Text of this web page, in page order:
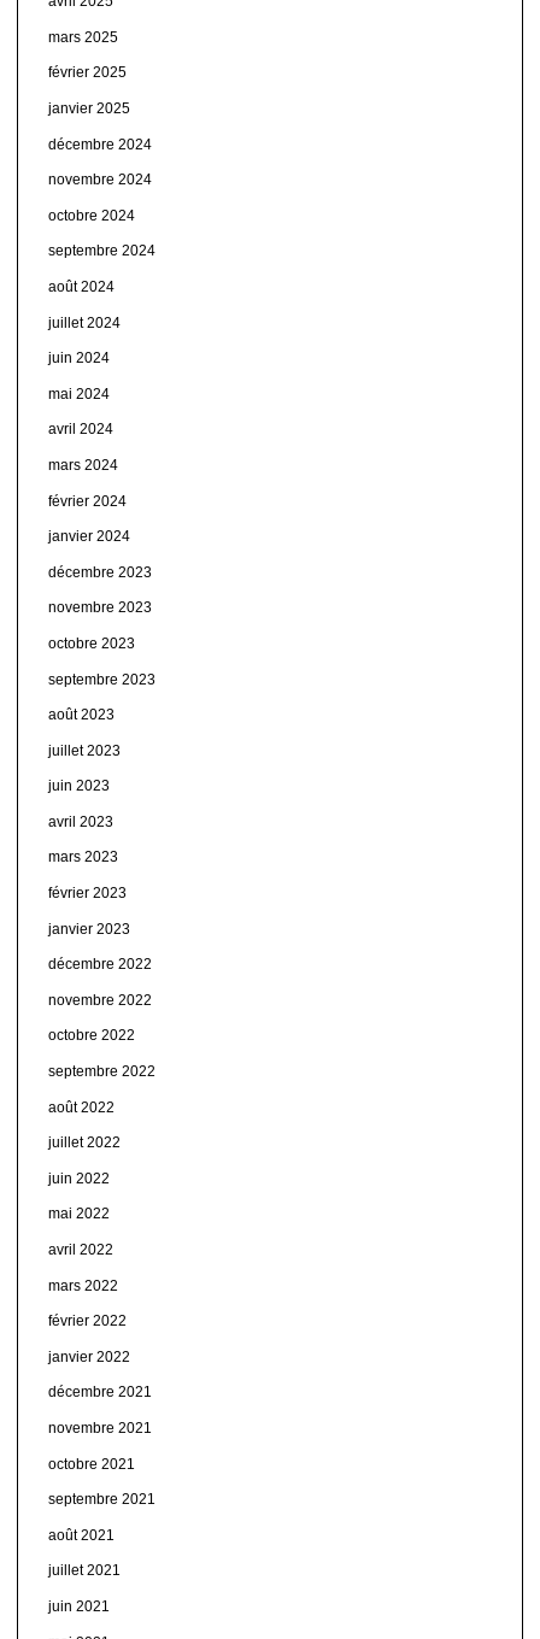
mars 2025
février 2025
janvier 2025
décembre 2024
novembre 2024
octobre 2024
septembre 2024
août 2024
juillet 2024
juin 2024
mai 2024
avril 2024
mars 2024
février 2024
janvier 2024
décembre 2023
novembre 2023
octobre 2023
septembre 2023
août 2023
juillet 2023
juin 2023
avril 2023
mars 2023
février 2023
janvier 2023
décembre 2022
novembre 2022
octobre 2022
septembre 2022
août 2022
juillet 2022
juin 2022
mai 2022
avril 2022
mars 2022
février 2022
janvier 2022
décembre 2021
novembre 2021
octobre 2021
septembre 2021
août 2021
juillet 2021
juin 2021